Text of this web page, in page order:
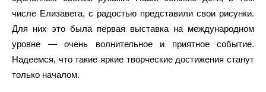
числе Елизавета, с радостью представили свои рисунки.
Для них это была первая выставка на международном
уровне — очень волнительное и приятное событие.
Надеемся, что такие яркие творческие достижения станут
только началом.